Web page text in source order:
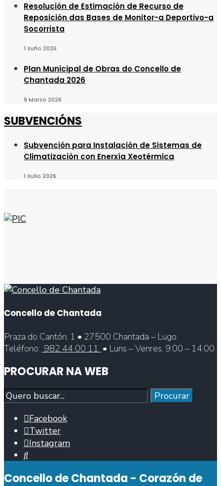
Resolución de Estimación de Recurso de
Reposición das Bases de Monitor-a Deportivo-a
Socorrista
1 Xuño 2026
Plan Municipal de Obras do Concello de
Chantada 2026
9 Marzo 2026
SUBVENCIÓNS
Subvención para Instalación de Sistemas de
Climatización con Enerxía Xeotérmica
1 Xullo 2026
Concello de Chantada
Praza do Cantón, 1 • 27500 Chantada – Lugo
Teléfono: 982 44 00 11 • Luns – Venres, 9:00 – 14:00
PROCURAR NA WEB
Procurar
Procurar
Facebook
Twitter
Instagram
Abrir
de
Concello de Chantada - Corazón de